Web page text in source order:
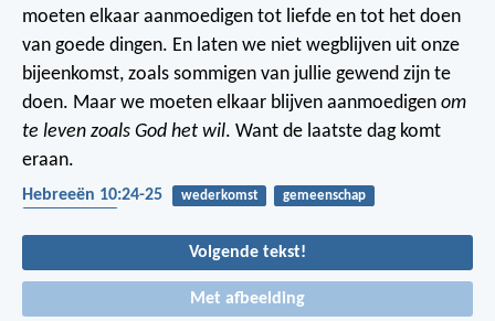
moeten elkaar aanmoedigen tot liefde en tot het doen
van goede dingen. En laten we niet wegblijven uit onze
bijeenkomst, zoals sommigen van jullie gewend zijn te
doen. Maar we moeten elkaar blijven aanmoedigen om
te leven zoals God het wil. Want de laatste dag komt
eraan.
Hebreeën 10:24-25 wederkomst
gemeenschap
Volgende tekst!
Met afbeelding